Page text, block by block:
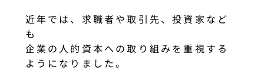
近年では、求職者や取引先、投資家など
も
企業の人的資本への取り組みを重視する
ようになりました。